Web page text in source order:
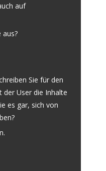
auf
aus?
Sie für den
der User die Inhalte
es gar, sich von